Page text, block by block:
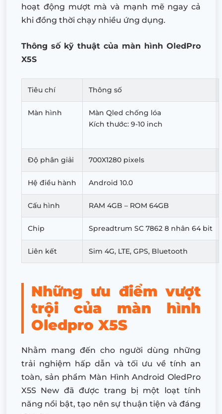
hoạt động mượt mà và mạnh mẽ ngay cả
khi đồng thời chạy nhiều ứng dụng.
Thông số kỹ thuật của màn hình OledPro
X5S
Tiêu chí Thông số
Màn hình
Màn Qled chống lóa
Kích thước: 9-10 inch
Độ phân giải 700X1280 pixels
Hệ điều hành Android 10.0
Cấu hình RAM 4GB – ROM 64GB
Chip Spreadtrum SC 7862 8 nhân 64 bit
Liên kết Sim 4G, LTE, GPS, Bluetooth
Những ưu điểm vượt
trội của màn hình
Oledpro X5S
Nhằm mang đến cho người dùng những
trải nghiệm hấp dẫn và tối ưu về tính an
toàn, sản phẩm Màn Hình Android OledPro
X5S New đã được trang bị một loạt tính
năng nổi bật, tạo nên sự thuận tiện và đáng